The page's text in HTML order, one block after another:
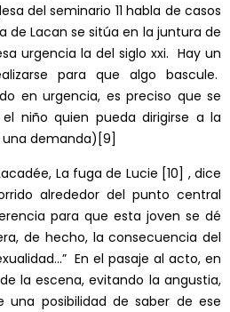
del seminario 11 habla de casos
de Lacan se sitúa en la juntura de
urgencia la del siglo xxi. Hay un
para que algo bascule.
en urgencia, es preciso que se
niño quien pueda dirigirse a la
demanda) [9]
La fuga de Lucie [10] , dice
alrededor del punto central
para que esta joven se dé
de hecho, la consecuencia del
En el pasaje al acto, en
la escena, evitando la angustia,
una posibilidad de saber de ese